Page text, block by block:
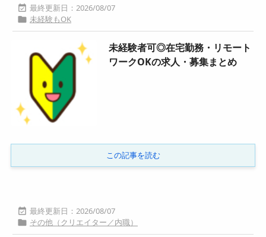
 2026/08/07
 未経験もOK
未経験者可◎在宅勤務・リモート
ワークOKの求人・募集まとめ
この記事を読む
 2026/08/07
 その他（クリエイター／内職）